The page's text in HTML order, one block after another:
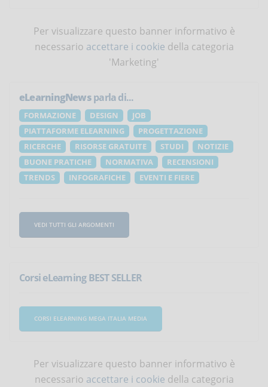
Per visualizzare questo banner informativo è
necessario accettare i cookie della categoria
'Marketing'
eLearningNewsparla di...
FORMAZIONE DESIGN
JOB
PIATTAFORME ELEARNING
PROGETTAZIONE
RICERCHE
RISORSE GRATUITE STUDI
NOTIZIE
BUONE PRATICHE
NORMATIVA
RECENSIONI
TRENDS
INFOGRAFICHE EVENTI E FIERE
VEDI TUTTI GLI ARGOMENTI
Corsi eLearning BEST SELLER
CORSI ELEARNING MEGA ITALIA MEDIA
Per visualizzare questo banner informativo è
necessario accettare i cookie della categoria